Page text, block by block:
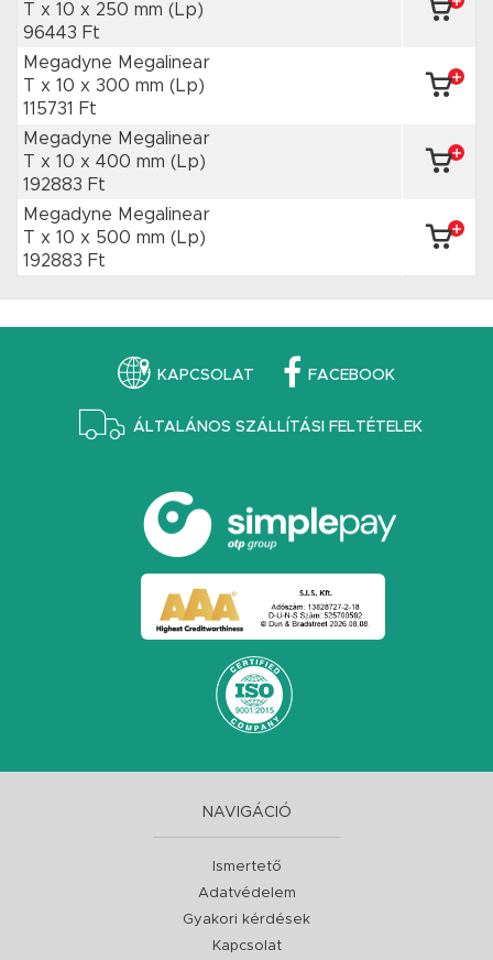
T x 10 x 250 mm (Lp)
96443 Ft
Megadyne Megalinear
T x 10 x 300 mm (Lp)
115731 Ft
Megadyne Megalinear
T x 10 x 400 mm (Lp)
192883 Ft
Megadyne Megalinear
T x 10 x 500 mm (Lp)
192883 Ft
KAPCSOLAT FACEBOOK
ÁLTALÁNOS SZÁLLÍTÁSI FELTÉTELEK
NAVIGÁCIÓ
Ismertető
Adatvédelem
Gyakori kérdések
Kapcsolat